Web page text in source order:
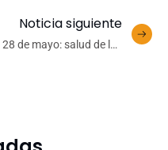
Noticia siguiente
28 de mayo: salud de las